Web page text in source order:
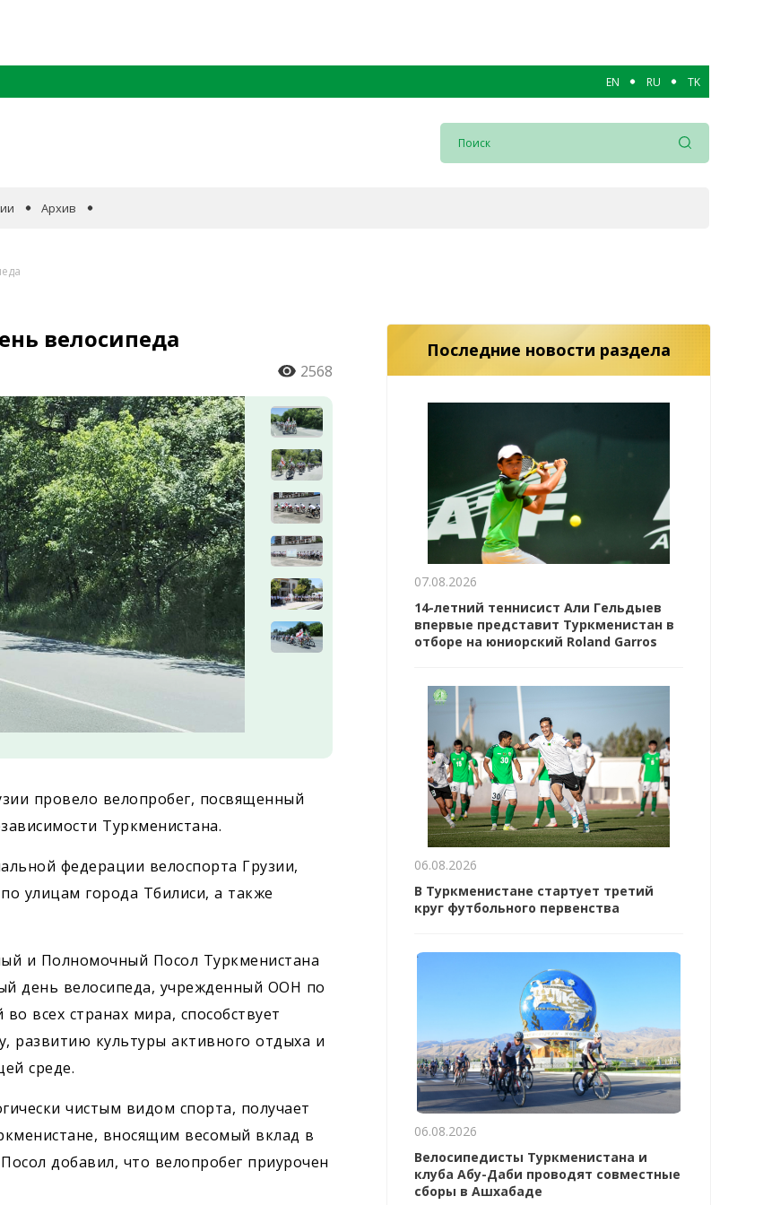
EN RU TK
Архив
велосипеда
2568
провело велопробег, посвященный
Туркменистана.
федерации велоспорта Грузии,
улицам города Тбилиси, а также
и Полномочный Посол Туркменистана
день велосипеда, учрежденный ООН по
всех странах мира, способствует
развитию культуры активного отдыха и
среде.
чистым видом спорта, получает
вносящим весомый вклад в
добавил, что велопробег приурочен
Последние новости раздела
07.08.2026
14-летний теннисист Али Гельдыев
впервые представит Туркменистан в
отборе на юниорский Roland Garros
06.08.2026
В Туркменистане стартует третий
круг футбольного первенства
06.08.2026
Велосипедисты Туркменистана и
клуба Абу-Даби проводят совместные
сборы в Ашхабаде